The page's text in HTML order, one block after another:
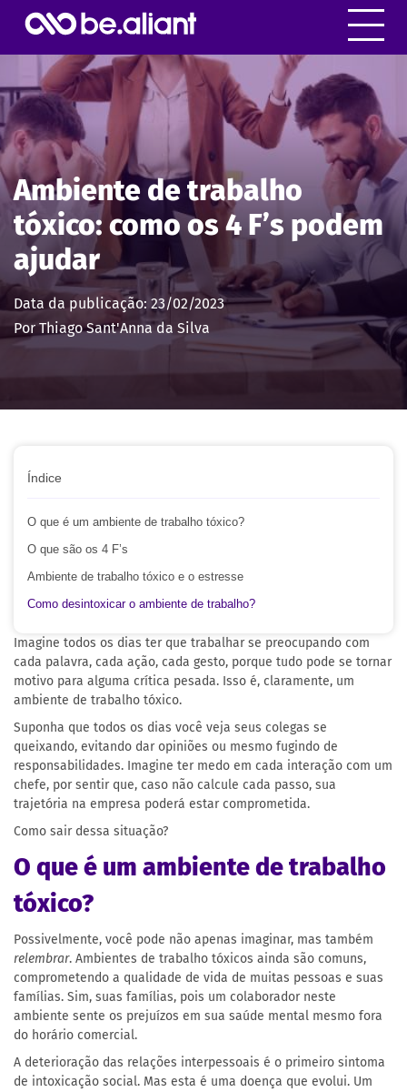
Ambiente de trabalho tóxico: como os 4 F’s podem
ajudar
Compartilhe:
Ambiente de trabalho
tóxico: como os 4 F’s podem
ajudar
Data da publicação: 23/02/2023
Por Thiago Sant'Anna da Silva
Imagine todos os dias ter que trabalhar se preocupando com
cada palavra, cada ação, cada gesto, porque tudo pode se tornar
motivo para alguma crítica pesada. Isso é, claramente, um
ambiente de trabalho tóxico.
Suponha que todos os dias você veja seus colegas se
queixando, evitando dar opiniões ou mesmo fugindo de
responsabilidades. Imagine ter medo em cada interação com um
chefe, por sentir que, caso não calcule cada passo, sua
trajetória na empresa poderá estar comprometida.
Como sair dessa situação?
O que é um ambiente de trabalho
tóxico?
Possivelmente, você pode não apenas imaginar, mas também
relembrar. Ambientes de trabalho tóxicos ainda são comuns,
comprometendo a qualidade de vida de muitas pessoas e suas
famílias. Sim, suas famílias, pois um colaborador neste
ambiente sente os prejuízos em sua saúde mental mesmo fora
do horário comercial.
A deterioração das relações interpessoais é o primeiro sintoma
de intoxicação social. Mas esta é uma doença que evolui. Um
Índice
O que é um ambiente de trabalho tóxico?
O que são os 4 F’s
Ambiente de trabalho tóxico e o estresse
Como desintoxicar o ambiente de trabalho?